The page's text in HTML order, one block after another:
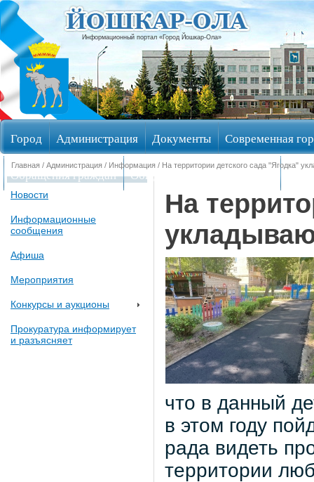
Информационный портал «Город Йошкар-Ола»
Город Администрация Документы Современная
Обращения граждан Общественные обсуждения
Главная / Администрация / Информация / На территории детского сада "Ягодка"
Новости
Информационные
сообщения
Афиша
Мероприятия
Конкурсы и аукционы
Прокуратура информирует
и разъясняет
На
что в данный
в этом году
рада видеть
территории